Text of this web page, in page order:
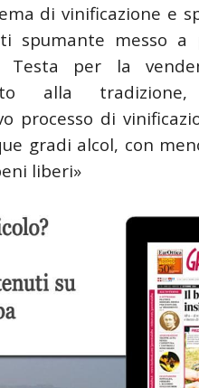
di vinificazione e
spumante messo
Testa per la
alla tradizione,
processo di
gradi alcol, con
liberi»